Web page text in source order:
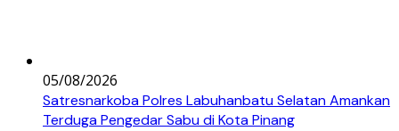
05/08/2026
Satresnarkoba Polres Labuhanbatu Selatan Amankan
Terduga Pengedar Sabu di Kota Pinang